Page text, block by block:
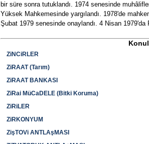
bir süre sonra tutuklandı. 1974 senesinde
Yüksek Mahkemesinde yargılandı. 1978'de
Şubat 1979 senesinde onaylandı. 4 Nisan 1979'da
ZiNCiRLER
ZiRAAT (Tarım)
ZiRAAT BANKASI
ZiRai MüCaDELE (Bitki Koruma)
ZiRiLER
ZiRKONYUM
ZişTOVi ANTLAşMASI